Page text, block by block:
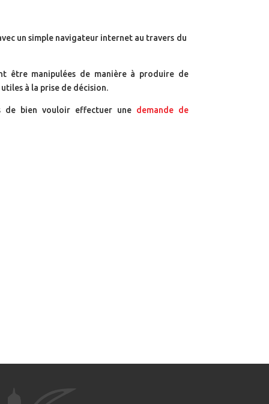
un simple navigateur internet au travers du
être manipulées de manière à produire de
à la prise de décision.
de bien vouloir effectuer une demande de